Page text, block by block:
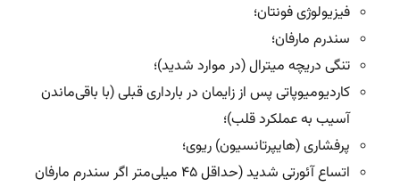
فیزیولوژی فونتان؛
سندرم مارفان؛
تنگی دریچه میترال (در موارد شدید)؛
کاردیومیوپاتی پس از زایمان در بارداری قبلی (با باقی‌ماندن
آسیب به عملکرد قلب)؛
پرفشاری (هایپرتانسیون) ریوی؛
اتساع آئورتی شدید (حداقل ۴۵ میلی‌متر اگر سندرم مارفان